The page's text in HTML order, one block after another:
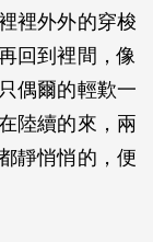
裡外外的穿梭
回到裡間，像
偶爾的輕歎一
陸續的來，兩
靜悄悄的，便